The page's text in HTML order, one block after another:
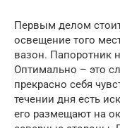
Первым делом
освещение того
вазон. Папоротник
Оптимально – это
прекрасно себя
течении дня есть
его размещают на